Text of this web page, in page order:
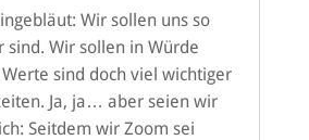
Wir sollen uns so
sind. Wir sollen in Würde
sind doch viel wichtiger
Ja, ja… aber seien wir
Seitdem wir Zoom sei